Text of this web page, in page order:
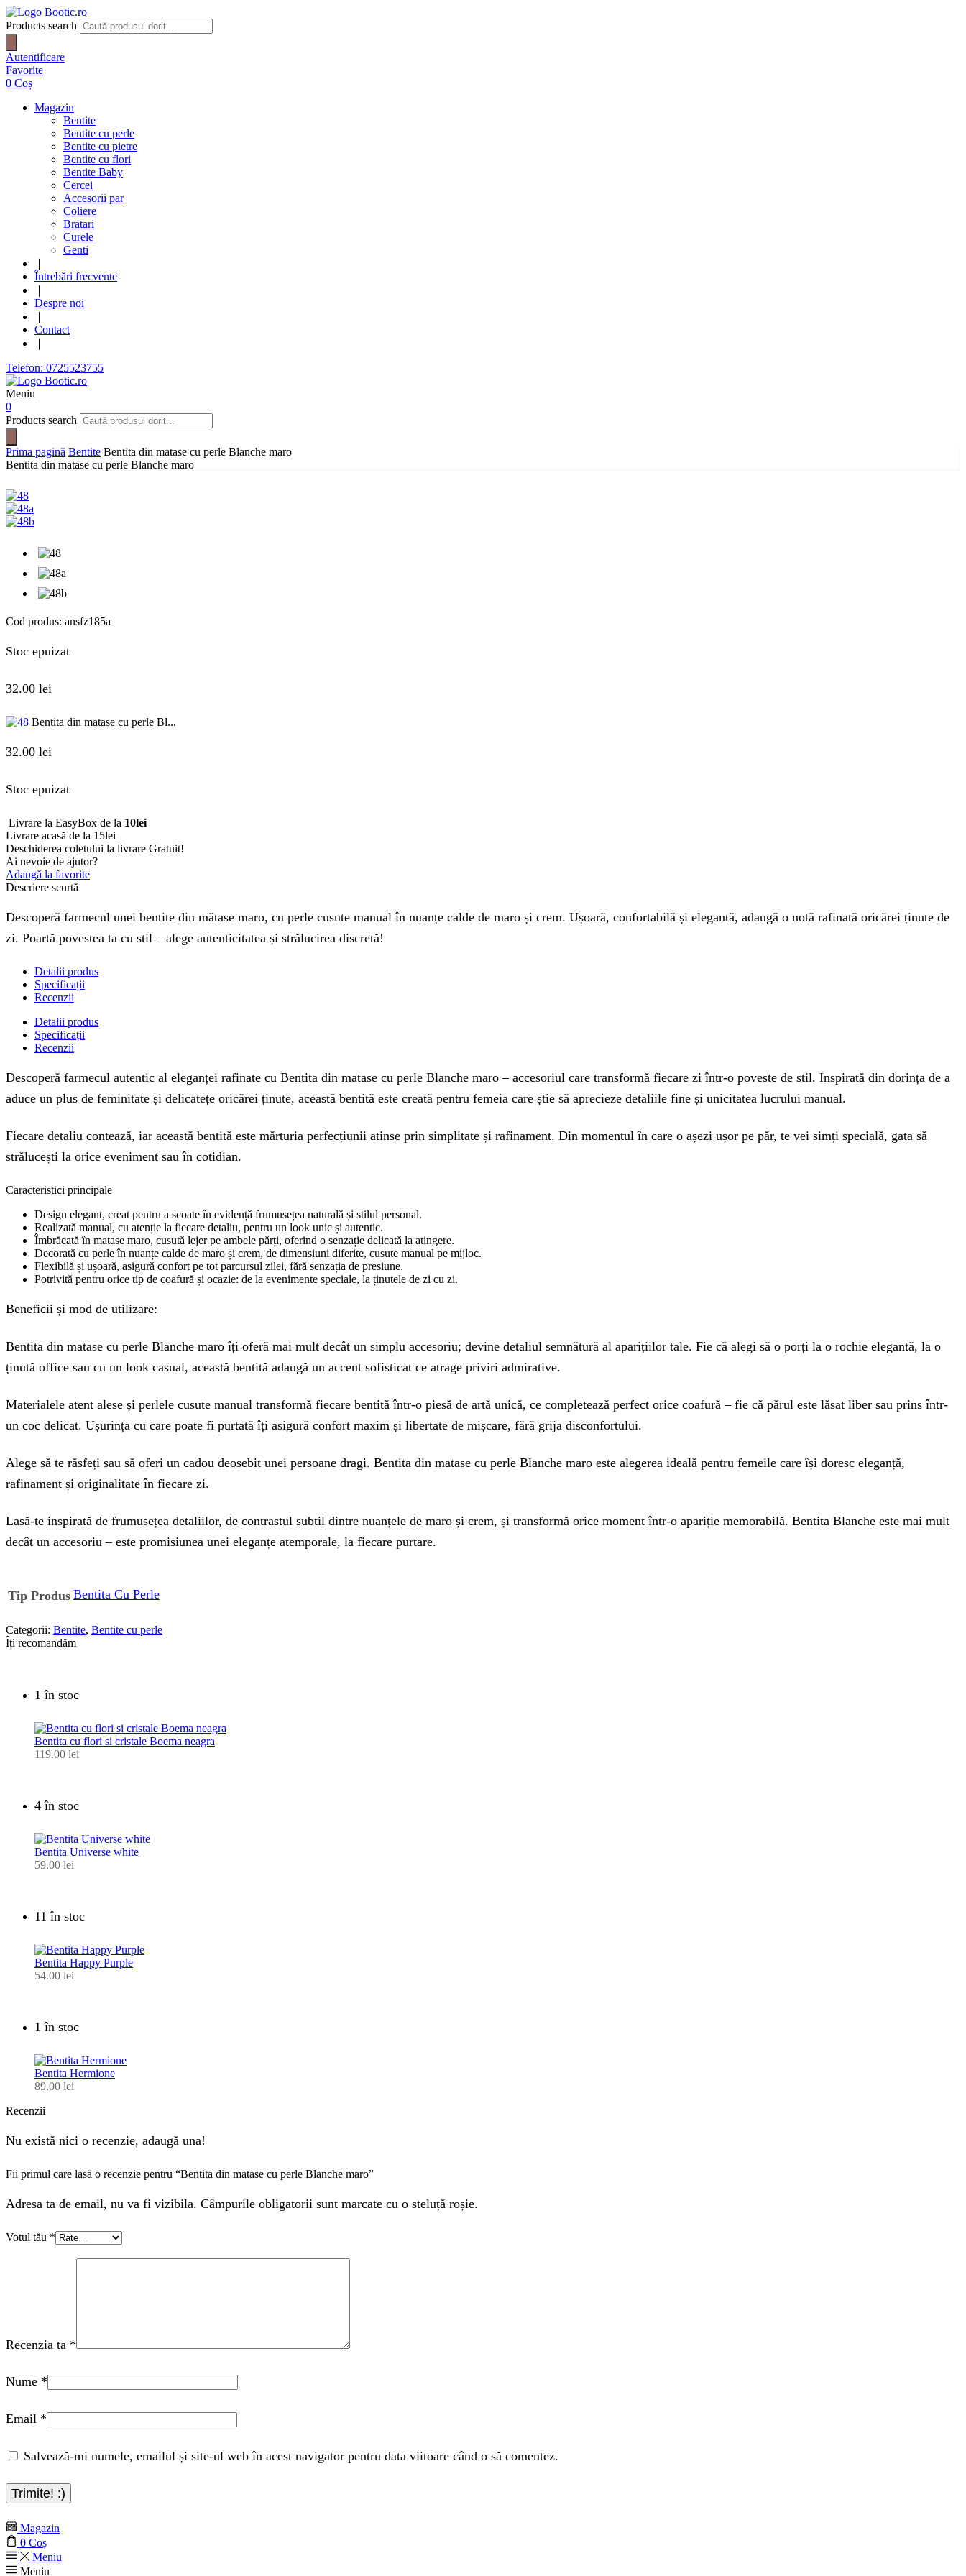
Products search
Autentificare
Favorite
0 Coș
Magazin
Bentite
Bentite cu perle
Bentite cu pietre
Bentite cu flori
Bentite Baby
Cercei
Accesorii par
Coliere
Bratari
Curele
Genti
Întrebări frecvente
Despre noi
Contact
Telefon: 0725523755
Meniu
0
Products search
Prima pagină Bentite Bentita din matase cu perle Blanche maro
Bentita din matase cu perle Blanche maro
Cod produs: ansfz185a
Stoc epuizat
32.00 lei
Bentita din matase cu perle Bl...
32.00 lei
Stoc epuizat
Livrare la EasyBox de la 10lei
Livrare acasă de la 15lei
Deschiderea coletului la livrare Gratuit!
Ai nevoie de ajutor?
Adaugă la favorite
Descriere scurtă
Descoperă farmecul unei bentite din mătase maro, cu perle cusute manual în nuanțe calde de maro și crem. Ușoară, confortabilă și elegantă, adaugă o notă rafinată oricărei ținute de
zi. Poartă povestea ta cu stil – alege autenticitatea și strălucirea discretă!
Detalii produs
Specificații
Recenzii
Detalii produs
Specificații
Recenzii
Descoperă farmecul autentic al eleganței rafinate cu Bentita din matase cu perle Blanche maro – accesoriul care transformă fiecare zi într-o poveste de stil. Inspirată din dorința de a
aduce un plus de feminitate și delicatețe oricărei ținute, această bentită este creată pentru femeia care știe să aprecieze detaliile fine și unicitatea lucrului manual.
Fiecare detaliu contează, iar această bentită este mărturia perfecțiunii atinse prin simplitate și rafinament. Din momentul în care o așezi ușor pe păr, te vei simți specială, gata să
strălucești la orice eveniment sau în cotidian.
Caracteristici principale
Design elegant, creat pentru a scoate în evidență frumusețea naturală și stilul personal.
Realizată manual, cu atenție la fiecare detaliu, pentru un look unic și autentic.
Îmbrăcată în matase maro, cusută lejer pe ambele părți, oferind o senzație delicată la atingere.
Decorată cu perle în nuanțe calde de maro și crem, de dimensiuni diferite, cusute manual pe mijloc.
Flexibilă și ușoară, asigură confort pe tot parcursul zilei, fără senzația de presiune.
Potrivită pentru orice tip de coafură și ocazie: de la evenimente speciale, la ținutele de zi cu zi.
Beneficii și mod de utilizare:
Bentita din matase cu perle Blanche maro îți oferă mai mult decât un simplu accesoriu; devine detaliul semnătură al aparițiilor tale. Fie că alegi să o porți la o rochie elegantă, la o
ținută office sau cu un look casual, această bentită adaugă un accent sofisticat ce atrage priviri admirative.
Materialele atent alese și perlele cusute manual transformă fiecare bentită într-o piesă de artă unică, ce completează perfect orice coafură – fie că părul este lăsat liber sau prins într-
un coc delicat. Ușurința cu care poate fi purtată îți asigură confort maxim și libertate de mișcare, fără grija disconfortului.
Alege să te răsfeți sau să oferi un cadou deosebit unei persoane dragi. Bentita din matase cu perle Blanche maro este alegerea ideală pentru femeile care își doresc eleganță,
rafinament și originalitate în fiecare zi.
Lasă-te inspirată de frumusețea detaliilor, de contrastul subtil dintre nuanțele de maro și crem, și transformă orice moment într-o apariție memorabilă. Bentita Blanche este mai mult
decât un accesoriu – este promisiunea unei eleganțe atemporale, la fiecare purtare.
Tip Produs Bentita Cu Perle
Categorii: Bentite, Bentite cu perle
Îți recomandăm
1 în stoc
Bentita cu flori si cristale Boema neagra
119.00 lei
4 în stoc
Bentita Universe white
59.00 lei
11 în stoc
Bentita Happy Purple
54.00 lei
1 în stoc
Bentita Hermione
89.00 lei
Recenzii
Nu există nici o recenzie, adaugă una!
Fii primul care lasă o recenzie pentru “Bentita din matase cu perle Blanche maro”
Adresa ta de email, nu va fi vizibila. Câmpurile obligatorii sunt marcate cu o steluță roșie.
Votul tău *
Recenzia ta *
Nume *
Email *
Salvează-mi numele, emailul și site-ul web în acest navigator pentru data viitoare când o să comentez.
Magazin
0 Coș
Meniu
Meniu